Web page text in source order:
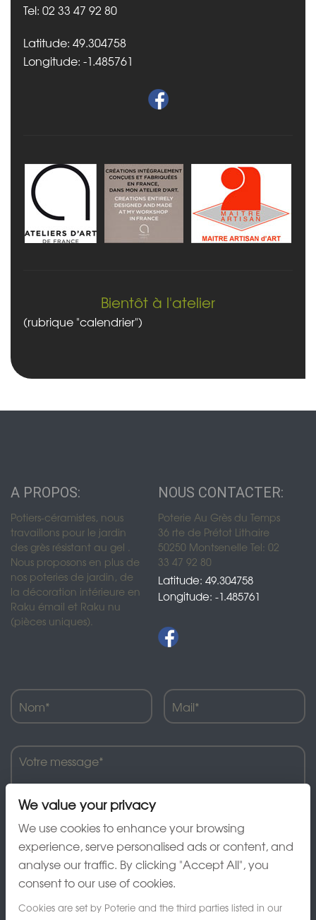
Tel: 02 33 47 92 80
Latitude: 49.304758
Longitude: -1.485761
Bientôt à l'atelier
(rubrique "calendrier")
A PROPOS:
Potiers-céramistes, nous
travaillons pour le jardin
des grès résistant au gel .
Nous proposons en plus de
nos poteries de jardin, de
la décoration intérieure en
Raku émail et Raku nu
(pièces uniques).
NOUS CONTACTER:
Poterie Au Grès du Temps
36 rte de Prétot Lithaire
50250 Montsenelle Tel: 02
33 47 92 80
Latitude: 49.304758
Longitude: -1.485761
J'ai lu et accepte la charte de confidentialité
We value your privacy
We use cookies to enhance your browsing
experience, serve personalised ads or content, and
analyse our traffic. By clicking "Accept All", you
consent to our use of cookies.
Cookies are set by Poterie and the third parties listed in our